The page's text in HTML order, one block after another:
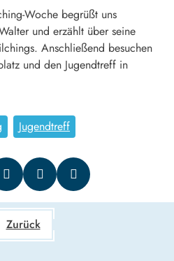
Woche begrüßt uns
und erzählt über seine
Anschließend besuchen
und den Jugendtreff in
Jugendtreff
Zurück